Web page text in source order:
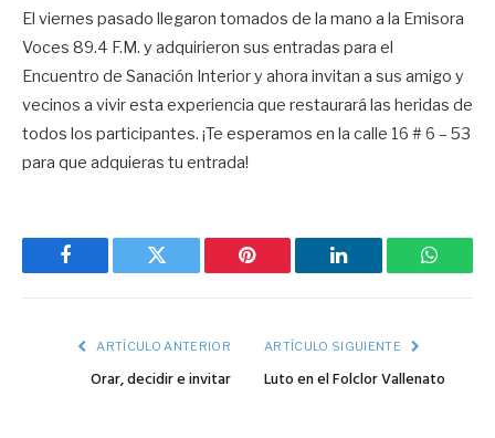
El viernes pasado llegaron tomados de la mano a la Emisora
Voces 89.4 F.M. y adquirieron sus entradas para el
Encuentro de Sanación Interior y ahora invitan a sus amigo y
vecinos a vivir esta experiencia que restaurará las heridas de
todos los participantes. ¡Te esperamos en la calle 16 # 6 – 53
para que adquieras tu entrada!
Facebook Twitter Pinterest LinkedIn
ARTÍCULO ANTERIOR
Orar, decidir e invitar
ARTÍCULO SIGUIENTE
Luto en el Folclor Vallenato